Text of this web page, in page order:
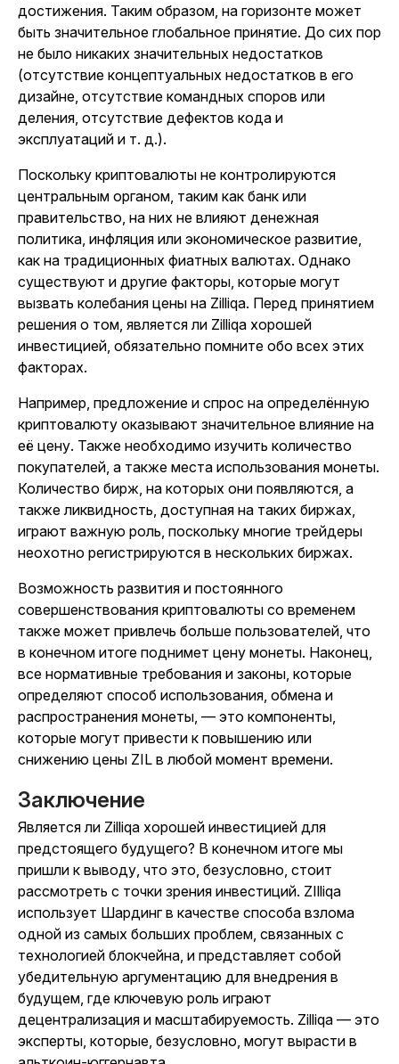
достижения. Таким образом, на горизонте может
быть значительное глобальное принятие. До сих пор
не было никаких значительных недостатков
(отсутствие концептуальных недостатков в его
дизайне, отсутствие командных споров или
деления, отсутствие дефектов кода и
эксплуатаций и т. д.).
Поскольку криптовалюты не контролируются
центральным органом, таким как банк или
правительство, на них не влияют денежная
политика, инфляция или экономическое развитие,
как на традиционных фиатных валютах. Однако
существуют и другие факторы, которые могут
вызвать колебания цены на Zilliqa. Перед принятием
решения о том, является ли Zilliqa хорошей
инвестицией, обязательно помните обо всех этих
факторах.
Например, предложение и спрос на определённую
криптовалюту оказывают значительное влияние на
её цену. Также необходимо изучить количество
покупателей, а также места использования монеты.
Количество бирж, на которых они появляются, а
также ликвидность, доступная на таких биржах,
играют важную роль, поскольку многие трейдеры
неохотно регистрируются в нескольких биржах.
Возможность развития и постоянного
совершенствования криптовалюты со временем
также может привлечь больше пользователей, что
в конечном итоге поднимет цену монеты. Наконец,
все нормативные требования и законы, которые
определяют способ использования, обмена и
распространения монеты, — это компоненты,
которые могут привести к повышению или
снижению цены ZIL в любой момент времени.
Заключение
Является ли Zilliqa хорошей инвестицией для
предстоящего будущего? В конечном итоге мы
пришли к выводу, что это, безусловно, стоит
рассмотреть с точки зрения инвестиций. ZIlliqa
использует Шардинг в качестве способа взлома
одной из самых больших проблем, связанных с
технологией блокчейна, и представляет собой
убедительную аргументацию для внедрения в
будущем, где ключевую роль играют
децентрализация и масштабируемость. Zilliqa — это
эксперты, которые, безусловно, могут вырасти в